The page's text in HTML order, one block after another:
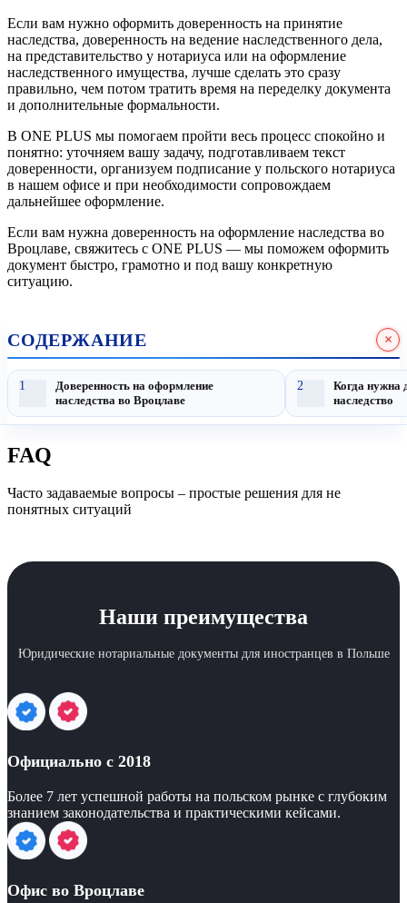
Если вам нужно оформить доверенность на принятие
наследства, доверенность на ведение наследственного дела,
на представительство у нотариуса или на оформление
наследственного имущества, лучше сделать это сразу
правильно, чем потом тратить время на переделку документа
и дополнительные формальности.
В ONE PLUS мы помогаем пройти весь процесс спокойно и
понятно: уточняем вашу задачу, подготавливаем текст
доверенности, организуем подписание у польского нотариуса
в нашем офисе и при необходимости сопровождаем
дальнейшее оформление.
Если вам нужна доверенность на оформление наследства во
Вроцлаве, свяжитесь с ONE PLUS — мы поможем оформить
документ быстро, грамотно и под вашу конкретную
ситуацию.
СОДЕРЖАНИЕ
1
Доверенность на оформление
наследства во Вроцлаве
2
Когда нужна
наследство
FAQ
Часто задаваемые вопросы – простые решения для не
понятных ситуаций
Наши преимущества
Юридические нотариальные документы для иностранцев в Польше
Официально с 2018
Более 7 лет успешной работы на польском рынке с глубоким
знанием законодательства и практическими кейсами.
Офис во Вроцлаве